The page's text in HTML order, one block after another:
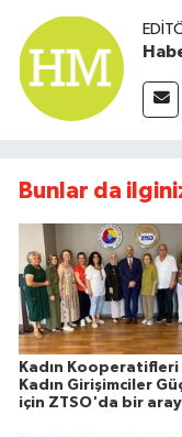
Bunlar da
Kadın Kooperatifleri
Kadın Girişimciler
için ZTSO'da bir